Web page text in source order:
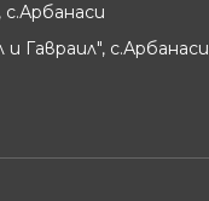
Гавраил", с.Арбанаси